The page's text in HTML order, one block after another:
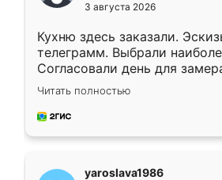
3 августа 2026
Кухню здесь заказали.
телеграмм. Выбрали
Согласовали день для
недели кухня была уже
довольны работой. Спасибо
мебель за качественную
Читать полностью
yaroslava1986